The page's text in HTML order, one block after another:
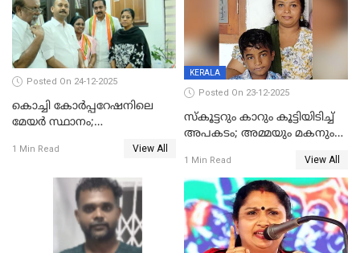
Posted On 24-12-2025
കൊച്ചി കോര്‍പ്പറേഷനിലെ
മേയര്‍ സ്ഥാനം;
രൂക്ഷം
1 Min Read View All
KERALA
Posted On 23-12-2025
സ്കൂട്ടറും കാറും കൂട്ടിയിടിച്ച്
അപകടം; അമ്മയും മകനും
ഗുരുതരാവസ്ഥയിൽ
1 Min Read View All